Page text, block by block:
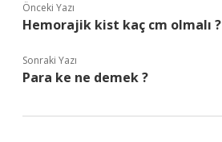
Önceki Yazı
Hemorajik kist kaç cm olmalı ?
Sonraki Yazı
Para ke ne demek ?